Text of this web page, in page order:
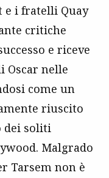
e i fratelli Quay
critiche
e riceve
Oscar nelle
come un
riuscito
dei soliti
Malgrado
Tarsem non è